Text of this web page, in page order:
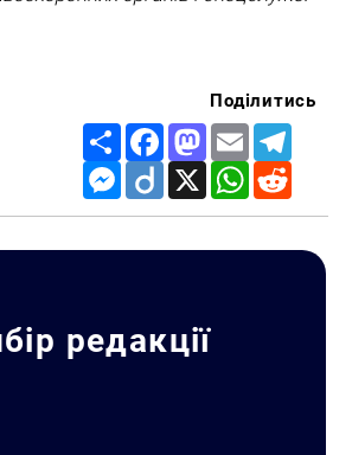
Поділитись
Share FacebookMastodon
Email
Messenger
Diigo X WhatsApp
редакції